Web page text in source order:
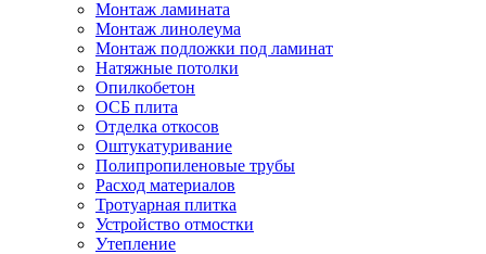
Монтаж ламината
Монтаж линолеума
Монтаж подложки под ламинат
Натяжные потолки
Опилкобетон
ОСБ плита
Отделка откосов
Оштукатуривание
Полипропиленовые трубы
Расход материалов
Тротуарная плитка
Устройство отмостки
Утепление